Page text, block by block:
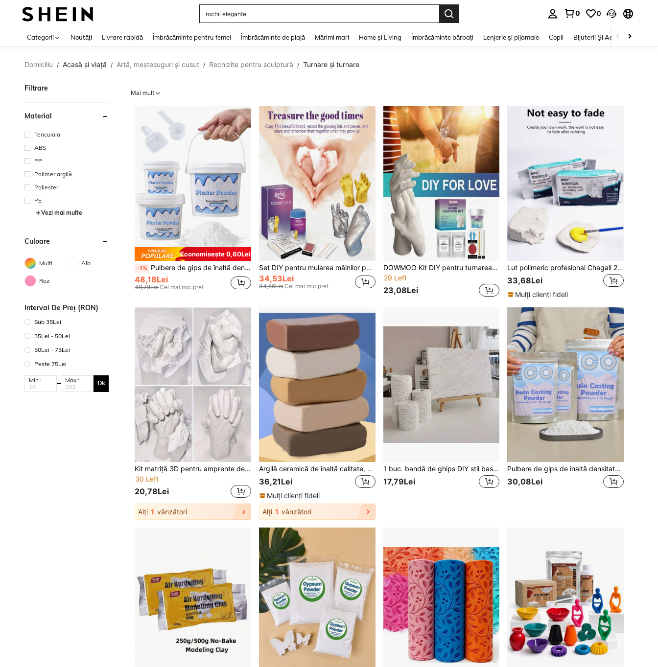
rochii de vară
0 0
Categorii Noutăți Livrare rapidă Îmbrăcăminte pentru femei Îmbrăcăminte de plajă Mărimi mari Home și Living Îmbrăcăminte bărbați Lenjerie și pijamale Copii Bijuterii Și Accesorii
Domiciliu / Acasă și viață / Artă, meșteșuguri și cusut / Rechizite pentru sculptură / Turnare și turnare
Filtrare
Material
Tencuiala
ABS
PP
Polimer argilă
Poliester
PE
Vezi mai multe
Culoare
Multi Alb
Roz
Interval De Preț (RON)
Sub 35Lei
35Lei - 50Lei
50Lei - 75Lei
Peste 75Lei
Min.: Max.: Ok
Mai mult
Economisește 0,60Lei
-1% Pulbere de gips de înaltă densitate 500g/1000g/1500g, potrivită pentru matrițe de sculptură DIY, fabricare de vaze, producție de turnare, pulbere de gips ambalată în găleată, 4.4lbs/6lbs/7lbs
48,18Lei
48,78LeiCel mai mic pret
Set DIY pentru mularea mâinilor pentru familie și cupluri, set de amintire DIY cu pudră pentru clonare 3D a amprentei palmei, esențial pentru aniversare, clonare DIY simplă, captează momente prețioase irepetabile, îngheață temperatura palmei, prețuiește amprentele pe viață, replică cu un singur clic liniile exclusive ale palmei, păstrează permanent momente frumoase, versatil pentru înregistrarea momentelor romantice de ținută de mână, companie caldă sau etape de creștere, previne ștergerea momentelor frumoase, cadou ideal pentru Ziua Mamei, Ziua Îndrăgostiților și alte sărbători pentru prieteni și familie, cantitate limitată, vă rugăm să verificați cu atenție înainte de a comanda
34,53Lei
34,56LeiCel mai mic pret
DOWMOO Kit DIY pentru turnarea mâinilor în pereche 200g/50g / Pudră pentru turnarea mâinilor în pereche de Ziua Îndrăgostiților / Cadou DIY de sărbătoare, amintire din gips pentru amprentă de mână și picior. Găleata nu este suficient de mare pentru a cuprinde palmele; este necesar un recipient suplimentar cu capacitate mai mare
29 Left
23,08Lei
Lut polimeric profesional Chagall 250g/500g, ultraușor, nu necesită coacere, se usucă la aer, lut pentru sculptat, lut pentru olărit, material esențial pentru meșteșuguri pentru începători (se vinde la greutate)
33,68Lei
Mulți clienți fideli
Kit matriță 3D pentru amprente de mâini și picioare, 1400g/500g/200g/50g/Set, Set cadou DIY pentru artizanat (fără unelte), Kit matriță 3D pentru amprente de mâini și picioare pentru cupluri, Pudră de ipsos, Set matriță DIY, Decor pentru casă, Ziua Îndrăgostiților, Cadou de aniversare a nunții, Creează amintiri veșnice, Dragoste și comemorare (Culoare și stil aleatorii)
30 Left
20,78Lei
Alți 1 vânzători
Argilă ceramică de înaltă calitate, pungă de 500 g, potrivită pentru sculptură DIY și fabricarea de olărit - uscare la aer, rezistentă la căldură până la 1280 °C, disponibile în mai multe culori, potrivită pentru matrițe de lut pentru diverse meșteșuguri, argilă ceramică uscată la aer
36,21Lei
Mulți clienți fideli
Alți 1 vânzători
1 buc. bandă de ghips DIY stil basic alb, ușor de tăiat, se înmoaie cu apă, se întărește rapid, potrivită pentru confecționarea măștilor/sculpturi mici/decorațiuni artizanale/pictură de textură pentru peisaje/creație artistică, fără unelte profesionale necesare, potrivită pentru activități DIY părinte-copil/cursuri de artizanat
17,79Lei
Pulbere de gips de înaltă densitate 300g/500g/1000g, potrivită pentru matrițe de sculptură DIY, fabricare de vaze, materiale de producție de turnare, pulbere de gips ambalată în găleată
30,08Lei